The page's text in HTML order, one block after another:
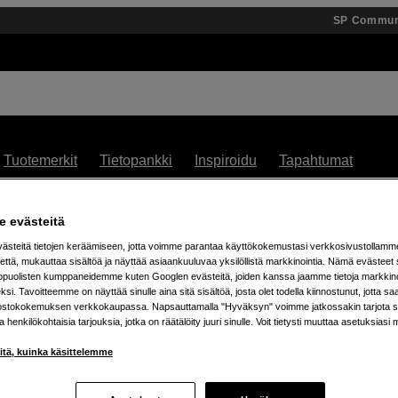
SP
Tuotemerkit Tietopankki Inspiroidu Tapahtumat
evästeitä
tietojen keräämiseen, jotta voimme parantaa käyttökokemustasi
mukauttaa sisältöä ja näyttää asiaankuuluvaa yksilöllistä markkinointia. Nämä evästeet
kumppaneidemme kuten Googlen evästeitä, joiden kanssa jaamme tietoja
Tavoitteemme on näyttää sinulle aina sitä sisältöä, josta olet todella kiinnostunut, jotta
verkkokaupassa. Napsauttamalla "Hyväksyn" voimme jatkossakin tarjota
henkilökohtaisia tarjouksia, jotka on räätälöity juuri sinulle. Voit tietysti muuttaa asetuksiasi
kuinka käsittelemme